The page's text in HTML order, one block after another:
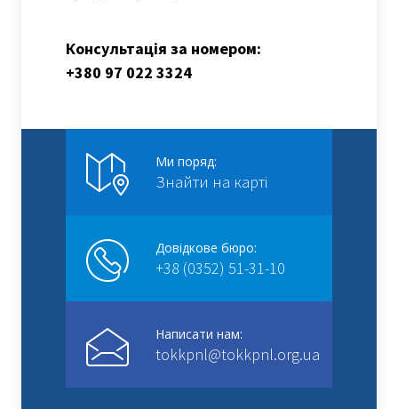
Консультація за номером:
+380 97 022 3324
Ми поряд:
Знайти на карті
Довідкове бюро:
+38 (0352) 51-31-10
Написати нам:
tokkpnl@tokkpnl.org.ua